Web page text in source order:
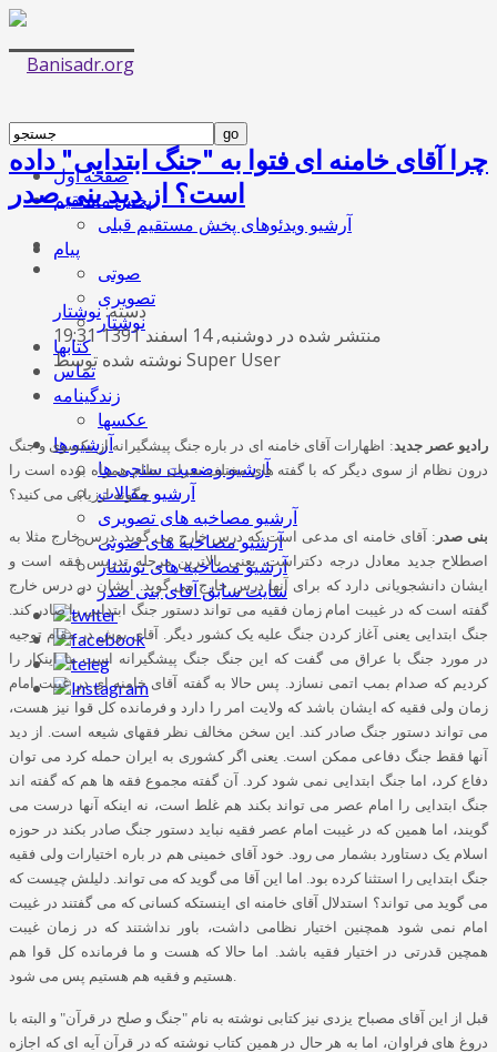
صفحه اول
پخش مستقیم
آرشیو ویدئوهای پخش مستقیم قبلی
پیام
صوتی
تصویری
نوشتار
کتابها
تماس
زندگینامه
عکسها
آرشیو ها
آرشیو وضعیت سنجی ها
آرشیو مقالات
آرشیو مصاخبه های تصویری
آرشیو مصاخبه های صوتی
آرشیو مصاخبه های نوشتار
سایت سابق آقای بنی صدر
چرا آقای خامنه ای فتوا به "جنگ ابتدایی" داده
است؟ از دید بنی صدر
دسته:نوشتار
منتشر شده در دوشنبه, 14 اسفند 1391 19:31
نوشته شده توسط Super User
رادیو عصر جدید: اظهارات آقای خامنه ای در باره جنگ پیشگیرانه از یکسوی و جنگ
درون نظام از سوی دیگر که با گفته های مختلف سران نظام همراه بوده است را
چگونه ارزیابی می کنید؟
بنی صدر : آقای خامنه ای مدعی است که درس خارج می گوید .درس خارج مثلا به
اصطلاح جدید معادل درجه دکتراست، یعنی بالاترین مرحله تدریس فقه است و
ایشان دانشجویانی دارد که برای آنها درس خارج می گوید
ایشان در درس خارج
گفته است که در غیبت امام زمان فقیه می تواند دستور جنگ ابتدایی را صادر کند
جنگ ابتدایی یعنی آغاز کردن جنگ علیه یک کشور دیگر
آقای بوش در مقام توجیه
در مورد جنگ با عراق می گفت که این جنگ جنگ پیشگیرانه است ما اینکار را
کردیم که صدام بمب اتمی نسازد
پس حالا به گفته آقای خامنه ای در غیبت امام
زمان ولی فقیه که ایشان باشد که ولایت امر را دارد و فرمانده کل قوا نیز هست،
می تواند دستور جنگ صادر کند
این سخن مخالف نظر فقهای شیعه است
از دید
آنها فقط جنگ دفاعی ممکن است یعنی اگر کشوری به ایران حمله کرد می توان
دفاع کرد، اما جنگ ابتدایی نمی شود کرد
آن گفته مجموع فقه ها هم که گفته اند
جنگ ابتدایی را امام عصر می تواند بکند هم غلط است، نه اینکه آنها درست می
گویند، اما همین که در غیبت امام عصر فقیه نباید دستور جنگ صادر بکند در حوزه
اسلام یک دستاورد بشمار می رود
خود آقای خمینی هم در باره اختیارات ولی فقیه
جنگ ابتدایی را استثنا کرده بود
اما این آقا می گوید که می تواند دلیلش چیست که
می گوید می تواند؟ استدلال آقای خامنه ای اینستکه کسانی که می گفتند در غیبت
امام نمی شود همچنین اختیار نظامی داشت، باور نداشتند که در زمان غیبت
همچین قدرتی در اختیار فقیه باشد
اما حالا که هست و ما فرمانده کل قوا هم
هستیم و فقیه هم هستیم پس می شود
قبل از این آقای مصباح یزدی نیز کتابی نوشته به نام"جنگ و صلح در قرآن" و البته با
دروغ های فراوان، اما به هر حال در همین کتاب نوشته که در قرآن آیه ای که اجازه